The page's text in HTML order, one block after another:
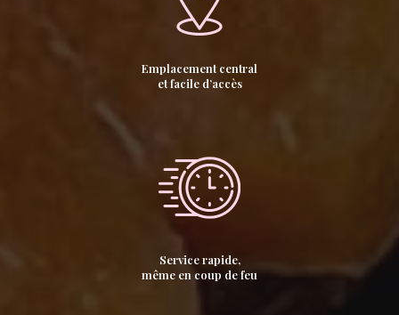
Emplacement central
et facile d’accès
Service rapide,
même en coup de feu